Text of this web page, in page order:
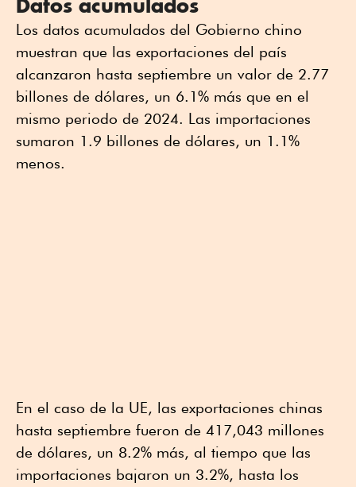
Datos acumulados
Los datos acumulados del Gobierno chino
muestran que las exportaciones del país
alcanzaron hasta septiembre un valor de 2.77
billones de dólares, un 6.1% más que en el
mismo periodo de 2024. Las importaciones
sumaron 1.9 billones de dólares, un 1.1%
menos.
En el caso de la UE, las exportaciones chinas
hasta septiembre fueron de 417,043 millones
de dólares, un 8.2% más, al tiempo que las
importaciones bajaron un 3.2%, hasta los